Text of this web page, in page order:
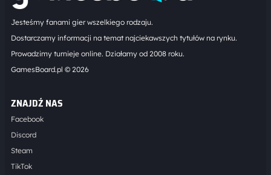
Jesteśmy fanami gier wszelkiego rodzaju.
Dostarczamy informacji na temat najciekawszych tytułów na rynku.
Prowadzimy turnieje online. Działamy od 2008 roku.
GamesBoard.pl © 2026
ZNAJDŹ NAS
Facebook
Discord
Steam
TikTok